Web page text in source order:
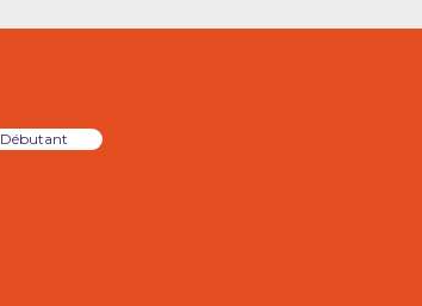
Débutant